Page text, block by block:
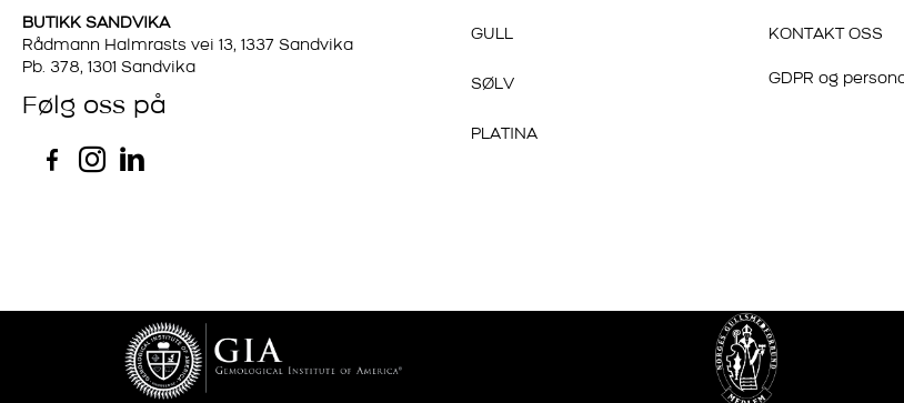
BUTIKK SANDVIKA
Rådmann Halmrasts vei 13, 1337 Sandvika
Pb. 378, 1301 Sandvika
Følg oss på
GULL
SØLV
PLATINA
KONTAKT OSS
GDPR og